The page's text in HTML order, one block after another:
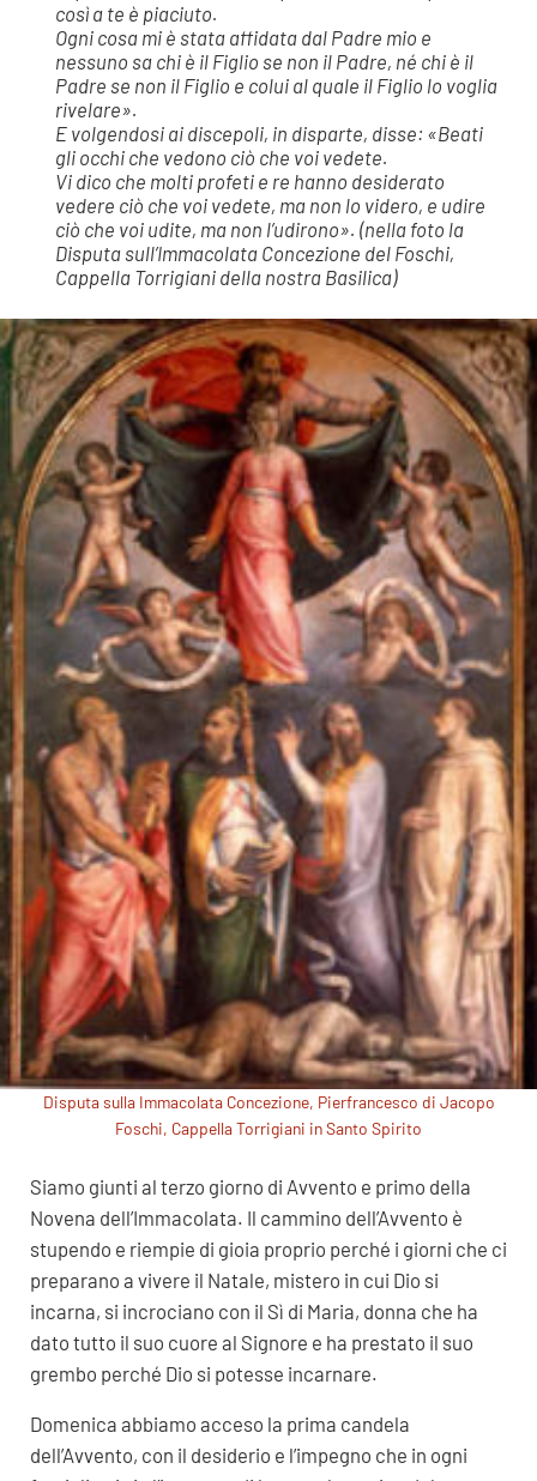
così a te è piaciuto.
Ogni cosa mi è stata affidata dal Padre mio e
nessuno sa chi è il Figlio se non il Padre, né chi è il
Padre se non il Figlio e colui al quale il Figlio lo voglia
rivelare».
E volgendosi ai discepoli, in disparte, disse: «Beati
gli occhi che vedono ciò che voi vedete.
Vi dico che molti profeti e re hanno desiderato
vedere ciò che voi vedete, ma non lo videro, e udire
ciò che voi udite, ma non l’udirono». (nella foto la
Disputa sull’Immacolata Concezione del Foschi,
Cappella Torrigiani della nostra Basilica)
Disputa sulla Immacolata Concezione, Pierfrancesco di Jacopo
Foschi, Cappella Torrigiani in Santo Spirito
Siamo giunti al terzo giorno di Avvento e primo della
Novena dell’Immacolata. Il cammino dell’Avvento è
stupendo e riempie di gioia proprio perché i giorni che ci
preparano a vivere il Natale, mistero in cui Dio si
incarna, si incrociano con il Sì di Maria, donna che ha
dato tutto il suo cuore al Signore e ha prestato il suo
grembo perché Dio si potesse incarnare.
Domenica abbiamo acceso la prima candela
dell’Avvento, con il desiderio e l’impegno che in ogni